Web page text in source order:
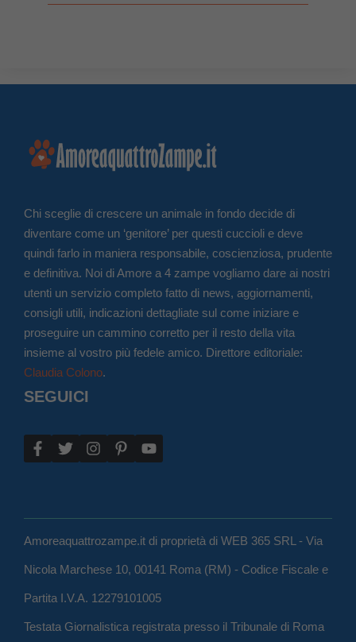
Chi sceglie di crescere un animale in fondo decide di
diventare come un ‘genitore’ per questi cuccioli e deve
quindi farlo in maniera responsabile, coscienziosa, prudente
e definitiva. Noi di Amore a 4 zampe vogliamo dare ai nostri
utenti un servizio completo fatto di news, aggiornamenti,
consigli utili, indicazioni dettagliate sul come iniziare e
proseguire un cammino corretto per il resto della vita
insieme al vostro più fedele amico. Direttore editoriale:
Claudia Colono.
SEGUICI
Amoreaquattrozampe.it di proprietà di WEB 365 SRL - Via
Nicola Marchese 10, 00141 Roma (RM) - Codice Fiscale e
Partita I.V.A. 12279101005
Testata Giornalistica registrata presso il Tribunale di Roma